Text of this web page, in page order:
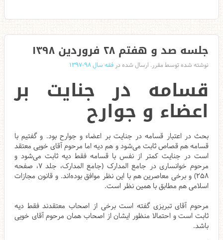
جلسه صد و هفتم ۲۸ فروردین ۱۳۹۸
نوشته شده توسط مقرر. ارسال شده درفقه سال ۹۸-۱۳۹۷
قسامه در جنایت بر
اعضاء و جوارح
بحث در اعتبار قسامه در جنایت بر اعضاء و جوارح بود. و گفتیم با
قسامه هم قصاص ثابت می‌شود و هم دیه اما مرحوم آقای خویی معتقد
است در جنایت کمتر از نفس با قسامه فقط دیه ثابت می‌شود و
مرحوم خوانساری در جامع المدارک (جامع المدارک، جلد ۷، صفحه
۲۵۸) و برخی معاصرین هم با این نظر موافق بوده‌اند. و قانون مجازات
اسلامی هم مطابق با همین نظر است.
مرحوم آقای تبریزی گفته است برخی از اصحاب معتقدند فقط دیه
ثابت است و احتمالا منظور ایشان از اصحاب همان مرحوم آقای خویی
باشد.